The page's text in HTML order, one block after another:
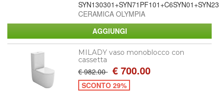
CERAMICA OLYMPIA
MILADY vaso monoblocco con
cassetta
€ 982.00 € 700.00
SCONTO 29%